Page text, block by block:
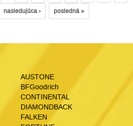
nasledujúca › posledná »
AUSTONE
BFGoodrich
CONTINENTAL
DIAMONDBACK
FALKEN